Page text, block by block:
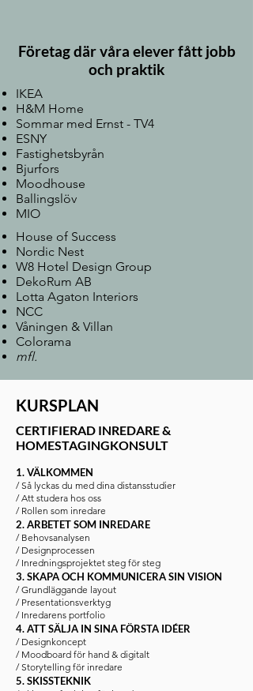
Företag där våra elever fått jobb
och praktik
IKEA
H&M Home
Sommar med Ernst - TV4
ESNY
Fastighetsbyrån
Bjurfors
Moodhouse
Ballingslöv
MIO
House of Success
Nordic Nest
W8 Hotel Design Group
DekoRum AB
Lotta Agaton Interiors
NCC
Våningen & Villan
Colorama
mfl.
KURSPLAN
CERTIFIERAD INREDARE &
HOMESTAGINGKONSULT
1. VÄLKOMMEN
/ Så lyckas du med dina distansstudier
/ Att studera hos oss
/ Rollen som inredare
2. ARBETET SOM INREDARE
/ Behovsanalysen
/ Designprocessen
/ Inredningsprojektet steg för steg
3. SKAPA OCH KOMMUNICERA SIN VISION
/ Grundläggande layout
/ Presentationsverktyg
/ Inredarens portfolio
4. ATT SÄLJA IN SINA FÖRSTA IDÉER
/ Designkoncept
/ Moodboard för hand & digitalt
/ Storytelling för inredare
5. SKISSTEKNIK